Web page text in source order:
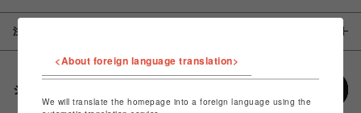
注意事項
シェアする
<About foreign language translation>
We will translate the homepage into a foreign language using the